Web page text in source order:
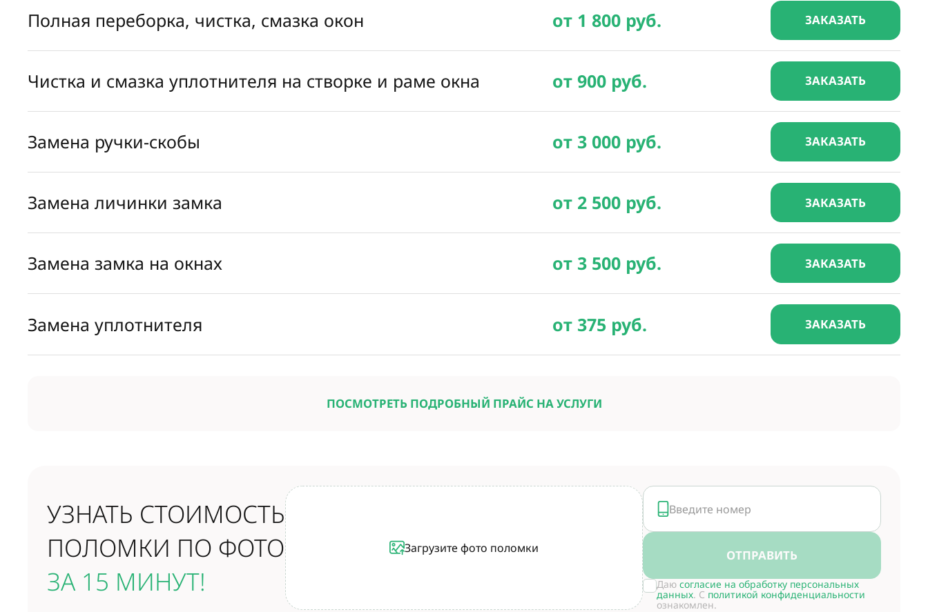
Полная переборка, чистка, смазка окон от 1 800 руб. ЗАКАЗАТЬ
Чистка и смазка уплотнителя на створке и раме окна от 900 руб. ЗАКАЗАТЬ
Замена ручки-скобы от 3 000 руб. ЗАКАЗАТЬ
Замена личинки замка от 2 500 руб. ЗАКАЗАТЬ
Замена замка на окнах от 3 500 руб. ЗАКАЗАТЬ
Замена уплотнителя от 375 руб. ЗАКАЗАТЬ
ПОСМОТРЕТЬ ПОДРОБНЫЙ ПРАЙС НА УСЛУГИ
УЗНАТЬ СТОИМОСТЬ
ПОЛОМКИ ПО ФОТО
ЗА 15 МИНУТ!
Загрузите фото поломки ОТПРАВИТЬ
Даю согласие на обработку персональных
данных. С политикой конфиденциальности
ознакомлен.